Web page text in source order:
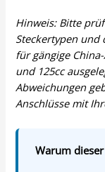
Hinweis: Bitte
Steckertypen und
für gängige China-
und 125cc
Abweichungen
Anschlüsse mit
Warum